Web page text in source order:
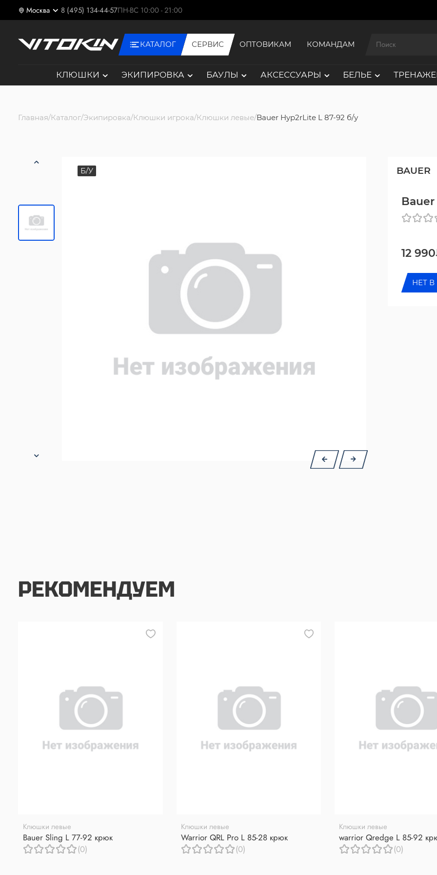
Москва 8 (495) 134-44-57ПН-ВС 10:00 - 21:00
КАТАЛОГ СЕРВИС ОПТОВИКАМ КОМАНДАМ
КЛЮШКИ ЭКИПИРОВКА БАУЛЫ АКСЕССУАРЫ БЕЛЬЕ
Главная Каталог Экипировка Клюшки игрока Клюшки левые Bauer Hyp2rLite L 87-92 б/у
Б/У BAUER
12
НЕТ
РЕКОМЕНДУЕМ
Клюшки левые
Bauer Sling L 77-92 крюк
(0)
Клюшки левые
Warrior QRL Pro L 85-28 крюк
(0)
Клюшки левые
warrior Qredge L 85-92
(0)